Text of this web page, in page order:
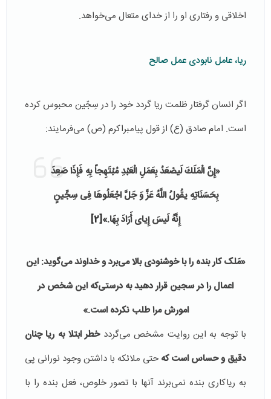
اخلاقی و رفتاری او را از خدای متعال می‌خواهد.
ریا، عامل نابودی عمل صالح
اگر انسان گرفتار ظلمت ریا گردد خود را در سِجّین محبوس کرده
است. امام صادق (ع) از قول پیامبراکرم (ص) می‌فرمایند:
«إِنَّ الْمَلَكَ لَیصْعَدُ بِعَمَلِ الْعَبْدِ مُبْتَهِجاً بِهِ فَإِذَا صَعِدَ
بِحَسَنَاتِهِ یقُولُ اللَّهُ عَزَّ وَ جَلَّ اجْعَلُوهَا فِی سِجِّینٍ‏
إِنَّهُ لَیسَ إِیای أَرَادَ بِهَا.»[2]
«مَلک کار بنده را با خوشنودی بالا می‌برد و خداوند می‌گوید: این
اعمال را در سجین قرار دهید به درستی‌که این شخص در
امورش مرا طلب نکرده است.»
با توجه به این روایت مشخص می‌گردد خطر ابتلا به ریا چنان
دقیق و حساس است که حتی ملائکه با داشتن وجود نورانی پی
به ریاكاری بنده نمی‌برند آنها با تصور خلوص، فعل بنده را با